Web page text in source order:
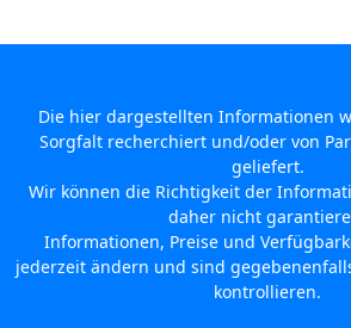
Die hier dargestellten Informationen
Sorgfalt recherchiert und/oder von
geliefert.
Wir können die Richtigkeit der
daher nicht
Informationen, Preise und
jederzeit ändern und sind
kontrollieren.